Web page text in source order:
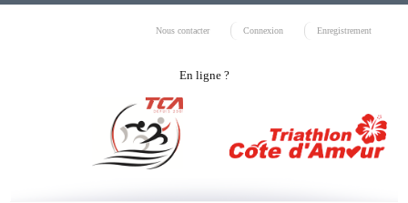
Nous contacter Connexion Enregistrement
En ligne ?